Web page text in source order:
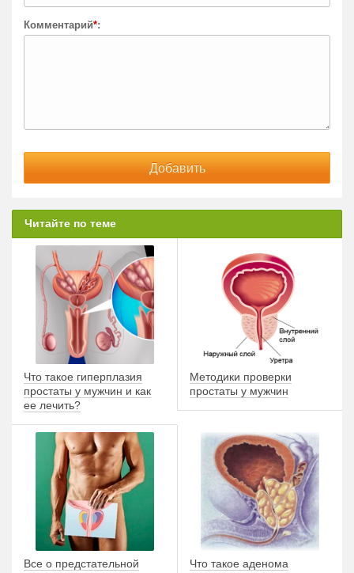
Комментарий*:
Читайте по теме
Что такое гиперплазия
простаты у мужчин и как
ее лечить?
Методики проверки
простаты у мужчин
Все о предстательной
Что такое аденома